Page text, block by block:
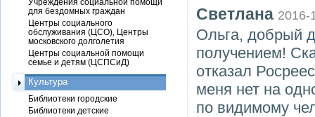
Светлана 2016-
Ольга, добрый
получением!
отказал
меня нет на
по видимому
для бездомных граждан
Центры социального
обслуживания (ЦСО), Центры
московского долголетия
Центры социальной помощи
семье и детям (ЦСПСиД)
Культура
Библиотеки городские
Библиотеки детские